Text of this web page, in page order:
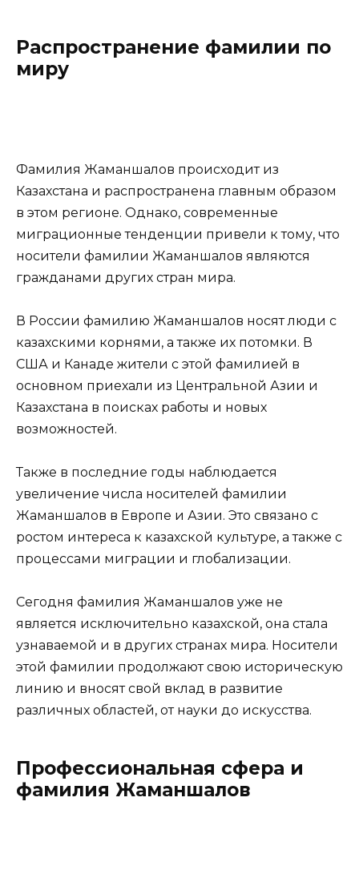
Распространение фамилии по
миру
Фамилия Жаманшалов происходит из
Казахстана и распространена главным образом
в этом регионе. Однако, современные
миграционные тенденции привели к тому, что
носители фамилии Жаманшалов являются
гражданами других стран мира.
В России фамилию Жаманшалов носят люди с
казахскими корнями, а также их потомки. В
США и Канаде жители с этой фамилией в
основном приехали из Центральной Азии и
Казахстана в поисках работы и новых
возможностей.
Также в последние годы наблюдается
увеличение числа носителей фамилии
Жаманшалов в Европе и Азии. Это связано с
ростом интереса к казахской культуре, а также с
процессами миграции и глобализации.
Сегодня фамилия Жаманшалов уже не
является исключительно казахской, она стала
узнаваемой и в других странах мира. Носители
этой фамилии продолжают свою историческую
линию и вносят свой вклад в развитие
различных областей, от науки до искусства.
Профессиональная сфера и
фамилия Жаманшалов